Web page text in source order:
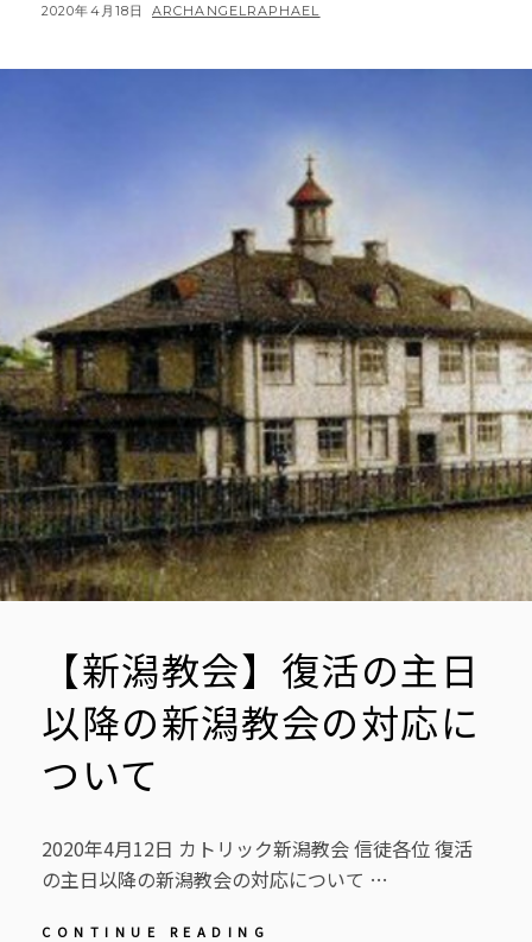
POSTED
2020年4月18日 BY
ARCHANGELRAPHAEL
【新潟教会】復活の主日
以降の新潟教会の対応に
ついて
2020年4月12日 カトリック新潟教会 信徒各位 復活
の主日以降の新潟教会の対応について …
CONTINUE READING